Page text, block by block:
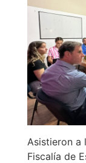
Asistieron a
Fiscalía de